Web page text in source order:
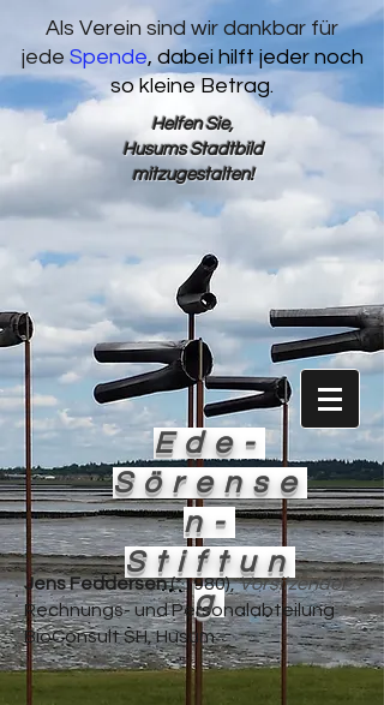
Als Verein sind wir dankbar für
jede Spende, dabei hilft jeder noch
so kleine Betrag.
Helfen Sie,
HusumsStadtbild
mitzugestalten!
Ede-
Sörense
n-
Stiftun
g
Jens Feddersen(*1980),Vorsitzender
Rechnungs- und Personalabteilung
BioConsult SH, Husum